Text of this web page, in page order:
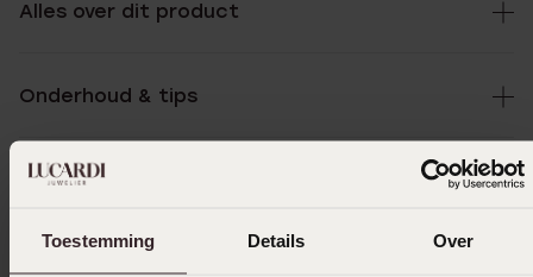
Toestemming Details Over
Alles over dit product
Onderhoud & tips
Specificaties